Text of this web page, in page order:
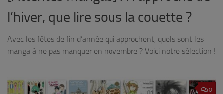
l’hiver, que lire sous la couette ?
Avec les fêtes de fin d’année qui approchent, quels sont les
manga à ne pas manquer en novembre ? Voici notre sélection !
0